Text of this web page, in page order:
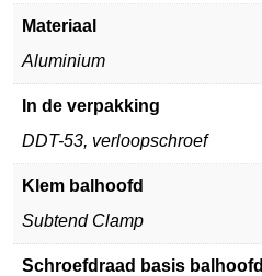
Materiaal
Aluminium
In de verpakking
DDT-53, verloopschroef
Klem balhoofd
Subtend Clamp
Schroefdraad basis balhoofd